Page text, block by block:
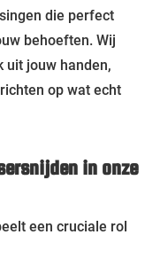
die perfect
behoeften. Wij
uit jouw handen,
op wat echt
in onze
een cruciale rol